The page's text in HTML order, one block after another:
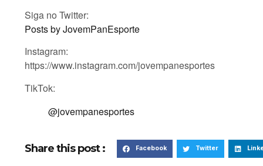
Siga no Twitter:
Posts by JovemPanEsporte
Instagram:
https://www.instagram.com/jovempanesportes
TikTok:
@jovempanesportes
Share this post : Facebook Twitter